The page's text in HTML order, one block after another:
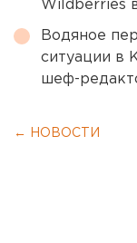
Wildberries
Водяное
ситуации в
шеф-
← НОВОСТИ